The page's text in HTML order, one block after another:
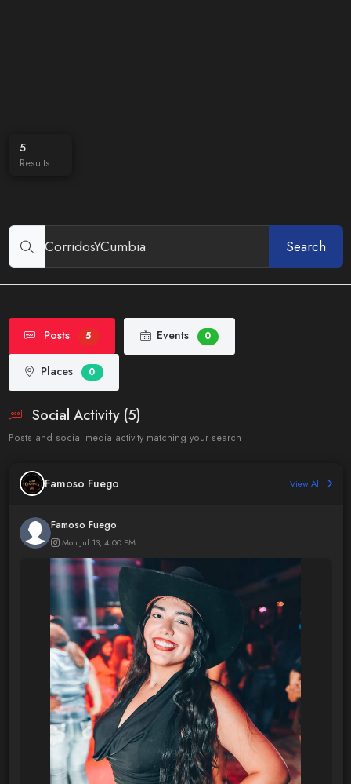
5
Results
Search
Posts 5 Events 0
Places 0
Social Activity (5)
Posts and social media activity matching your search
Famoso Fuego View All
Famoso Fuego
Mon Jul 13, 4:00 PM